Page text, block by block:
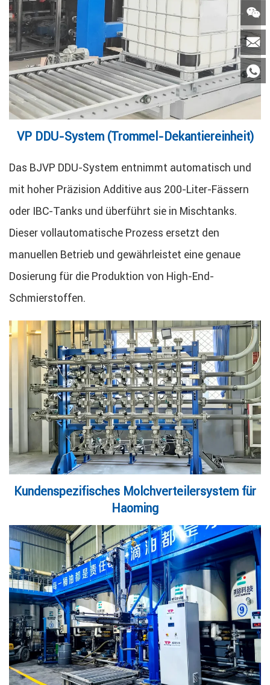
VP DDU-System (Trommel-Dekantiereinheit)
Das BJVP DDU-System entnimmt automatisch und
mit hoher Präzision Additive aus 200-Liter-Fässern
oder IBC-Tanks und überführt sie in Mischtanks.
Dieser vollautomatische Prozess ersetzt den
manuellen Betrieb und gewährleistet eine genaue
Dosierung für die Produktion von High-End-
Schmierstoffen.
Kundenspezifisches Molchverteilersystem für
Haoming


